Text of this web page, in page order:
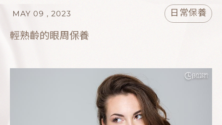
MAY 09 , 2023 日常保養
輕熟齡的眼周保養